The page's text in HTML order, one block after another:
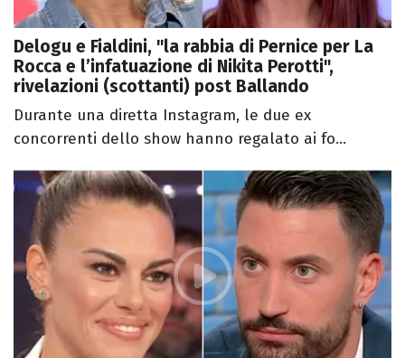
Delogu e Fialdini, "la rabbia di Pernice per La
Rocca e l’infatuazione di Nikita Perotti",
rivelazioni (scottanti) post Ballando
Durante una diretta Instagram, le due ex
concorrenti dello show hanno regalato ai fo...